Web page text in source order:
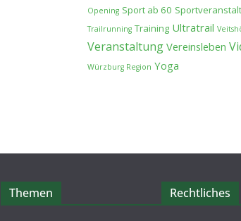
Opening Sport ab 60
Trailrunning Training Ultratrail
Veranstaltung Vereinsleben
Würzburg Region Yoga
Themen Rechtliches